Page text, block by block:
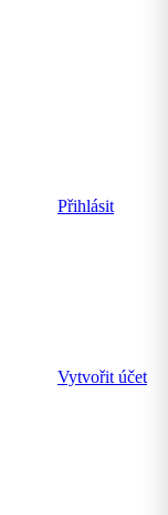
Přihlásit
Vytvořit účet